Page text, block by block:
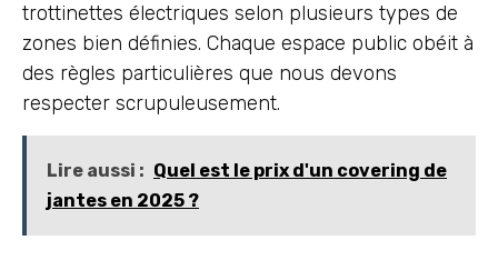
trottinettes électriques selon plusieurs types de
zones bien définies. Chaque espace public obéit à
des règles particulières que nous devons
respecter scrupuleusement.
Lire aussi : Quel est le prix d'un covering de
jantes en 2025 ?